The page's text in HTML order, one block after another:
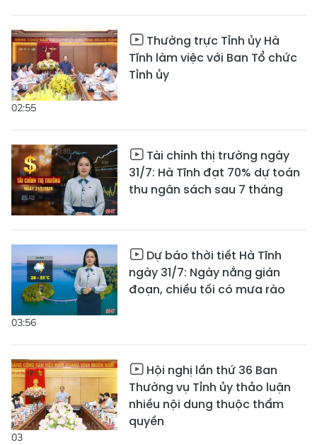
02:55
Thường trực Tỉnh ủy Hà
Tĩnh làm việc với Ban Tổ chức
Tỉnh ủy
Tài chính thị trường ngày
31/7: Hà Tĩnh đạt 70% dự toán
thu ngân sách sau 7 tháng
03:56
Dự báo thời tiết Hà Tĩnh
ngày 31/7: Ngày nắng gián
đoạn, chiều tối có mưa rào
03
Hội nghị lần thứ 36 Ban
Thường vụ Tỉnh ủy thảo luận
nhiều nội dung thuộc thẩm
quyền